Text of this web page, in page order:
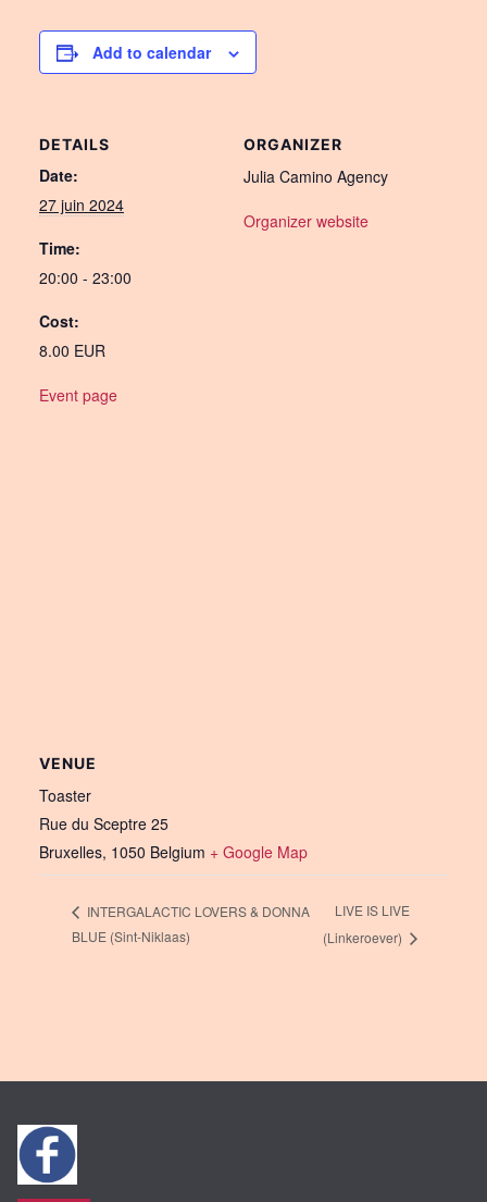
Add to calendar
DETAILS
Date:
27 juin 2024
Time:
20:00 - 23:00
Cost:
8.00 EUR
Event page
ORGANIZER
Julia Camino Agency
Organizer website
VENUE
Toaster
Rue du Sceptre 25
Bruxelles, 1050 Belgium + Google Map
INTERGALACTIC LOVERS & DONNA
BLUE (Sint-Niklaas)
LIVE IS LIVE
(Linkeroever)